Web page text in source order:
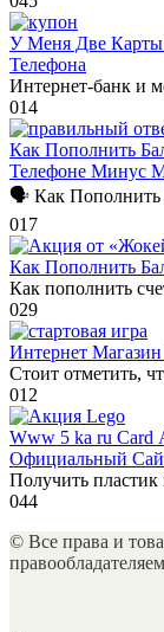
У Меня Две Карты
Телефона
Интернет-банк и
014
Как Пополнить
Телефоне Минус
🗣 Как Пополнить
017
Как Пополнить
Как пополнить
029
Интернет
Стоит отметить,
012
Www 5 ka ru Card
Официальный
Получить
044
© Все права и